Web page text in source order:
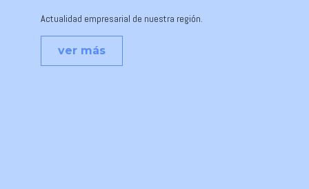
Actualidad empresarial de nuestra región.
ver más